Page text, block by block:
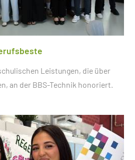
Leistungen, die über
an der BBS-Technik honoriert.